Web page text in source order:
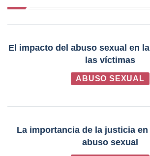
El impacto del abuso sexual en
las víctimas
ABUSO SEXUAL
La importancia de la justicia
abuso sexual